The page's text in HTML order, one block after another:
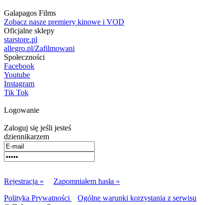
Galapagos Films
Zobacz nasze premiery kinowe i VOD
Oficjalne sklepy
starstore.pl
allegro.pl/Zafilmowani
Społeczności
Facebook
Youtube
Instagram
Tik Tok
Logowanie
Zaloguj się jeśli jesteś
dziennikarzem
Rejestracja »
Zapomniałem hasła »
Polityka Prywatności
Ogólne warunki korzystania z serwisu